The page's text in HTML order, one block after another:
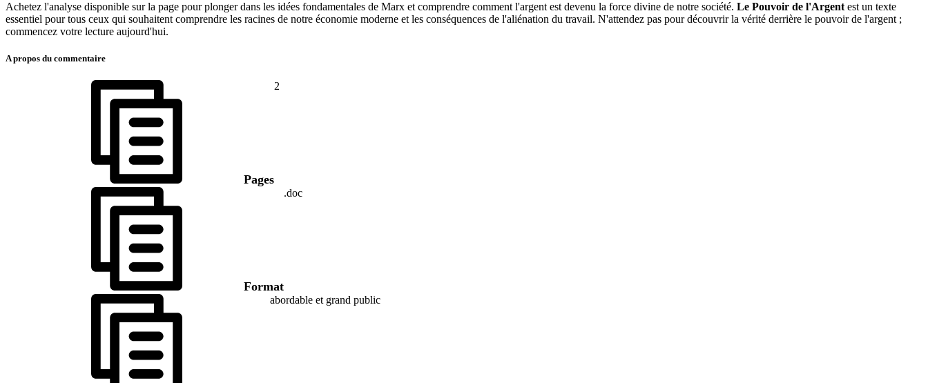
Achetez l'analyse disponible sur la page pour plonger dans les idées fondamentales de Marx et comprendre comment l'argent est devenu la force divine de notre société. Le Pouvoir de l'Argent est un texte
essentiel pour tous ceux qui souhaitent comprendre les racines de notre économie moderne et les conséquences de l'aliénation du travail. N'attendez pas pour découvrir la vérité derrière le pouvoir de l'argent ;
commencez votre lecture aujourd'hui.
A propos du commentaire
Pages
2
Format
.doc
abordable et grand public